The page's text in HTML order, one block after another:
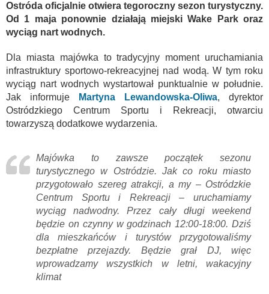
Ostróda oficjalnie otwiera tegoroczny sezon turystyczny.
Od 1 maja ponownie działają miejski Wake Park oraz
wyciąg nart wodnych.
Dla miasta majówka to tradycyjny moment uruchamiania
infrastruktury sportowo-rekreacyjnej nad wodą. W tym roku
wyciąg nart wodnych wystartował punktualnie w południe.
Jak informuje
Martyna Lewandowska-Oliwa, dyrektor
Ostródzkiego Centrum Sportu i Rekreacji, otwarciu
towarzyszą dodatkowe wydarzenia.
Majówka to zawsze początek sezonu
turystycznego w Ostródzie. Jak co roku miasto
przygotowało szereg atrakcji, a my – Ostródzkie
Centrum Sportu i Rekreacji – uruchamiamy
wyciąg nadwodny. Przez cały długi weekend
będzie on czynny w godzinach 12:00-18:00. Dziś
dla mieszkańców i turystów przygotowaliśmy
bezpłatne przejazdy. Będzie grał DJ, więc
wprowadzamy wszystkich w letni, wakacyjny
klimat